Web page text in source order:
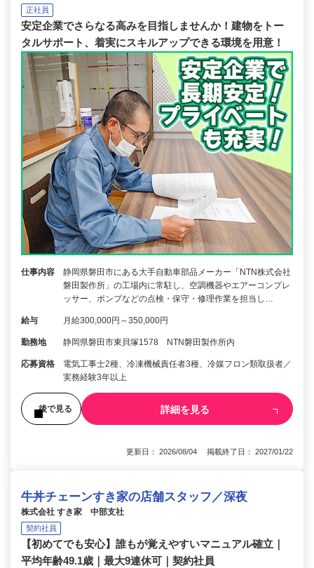
正社員
安定企業でさらなる高みを目指しませんか！建物をトー
タルサポート、着実にスキルアップできる環境を用意！
仕事内容
静岡県磐田市にある大手自動車部品メーカー「NTN株式会社
磐田製作所」の工場内に常駐し、空調機器やエアーコンプレ
ッサー、ポンプなどの点検・保守・修理作業を担当し…
給与 月給300,000円～350,000円
勤務地 静岡県磐田市東貝塚1578 NTN磐田製作所内
応募資格
電気工事士2種、冷凍機械責任者3種、冷媒フロン類取扱者／
実務経験3年以上
後で見る 詳細を見る
更新日： 2026/08/04 掲載終了日： 2027/01/22
牛丼チェーンすき家の店舗スタッフ／深夜
株式会社 すき家 中部支社
契約社員
【初めてでも安心】誰もが覚えやすいマニュアル確立｜
平均年齢49.1歳｜最大9連休可｜契約社員